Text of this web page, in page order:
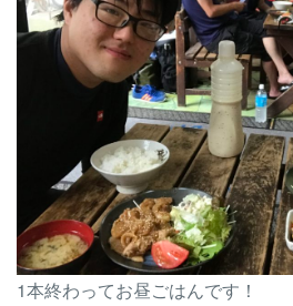
1本終わってお昼ごはんです！